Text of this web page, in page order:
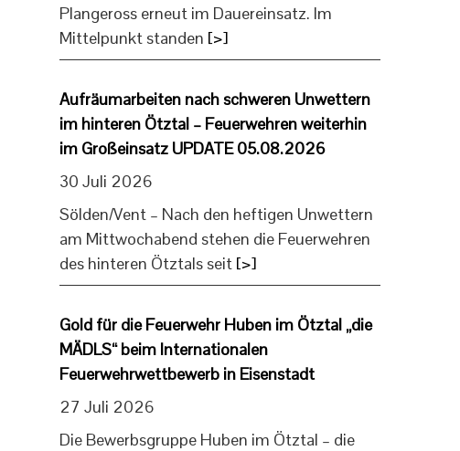
Plangeross erneut im Dauereinsatz. Im
Mittelpunkt standen [>]
Aufräumarbeiten nach schweren Unwettern
im hinteren Ötztal – Feuerwehren weiterhin
im Großeinsatz UPDATE 05.08.2026
30 Juli 2026
Sölden/Vent – Nach den heftigen Unwettern
am Mittwochabend stehen die Feuerwehren
des hinteren Ötztals seit [>]
Gold für die Feuerwehr Huben im Ötztal „die
MÄDLS“ beim Internationalen
Feuerwehrwettbewerb in Eisenstadt
27 Juli 2026
Die Bewerbsgruppe Huben im Ötztal – die